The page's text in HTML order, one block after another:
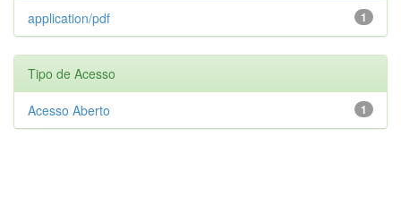
1
application/pdf
Tipo de Acesso
1
Acesso Aberto